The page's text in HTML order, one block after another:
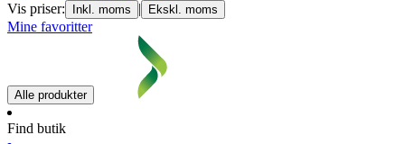
Vis priser:
Inkl. moms | Ekskl. moms
Mine favoritter
Alle produkter
Find butik